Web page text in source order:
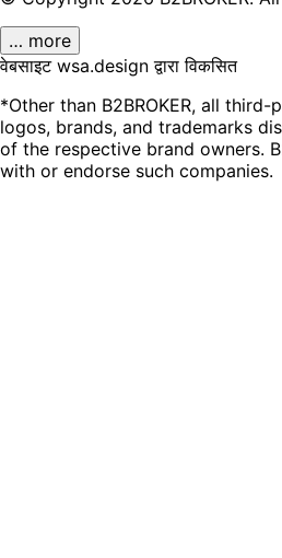
… more
वेबसाइट wsa.design द्वारा विकसित
*Other than B2BROKER, all
logos, brands, and trademarks
of the respective brand owners.
with or endorse such companies.